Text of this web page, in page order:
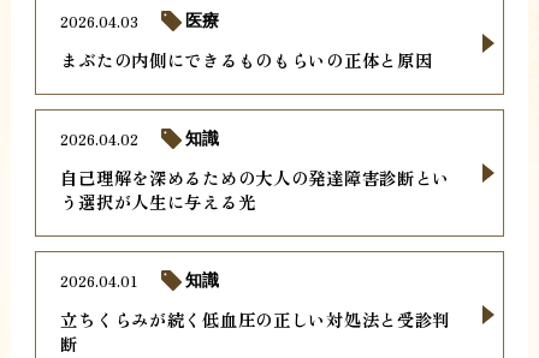
まぶたの内側にできるものもらいの正体と原因
2026.04.03 医療
自己理解を深めるための大人の発達障害診断とい
う選択が人生に与える光
2026.04.02 知識
立ちくらみが続く低血圧の正しい対処法と受診判
断
2026.04.01 知識